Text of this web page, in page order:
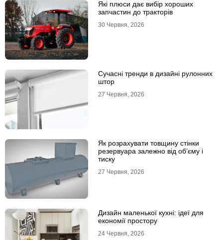
Які плюси дає вибір хороших
запчастин до тракторів
30 Червня, 2026
Сучасні тренди в дизайні рулонних
штор
27 Червня, 2026
Як розрахувати товщину стінки
резервуара залежно від об’єму і
тиску
27 Червня, 2026
Дизайн маленької кухні: ідеї для
економії простору
24 Червня, 2026